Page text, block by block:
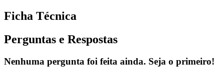
Ficha Técnica
Perguntas e Respostas
Nenhuma pergunta foi feita ainda. Seja o primeiro!